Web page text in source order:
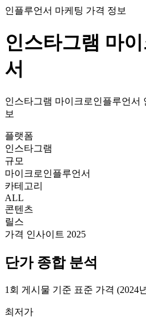
인플루언서 마케팅 가격 정보
인스타그램 마
서
인스타그램 마이크로인플루언서
보
플랫폼
인스타그램
규모
마이크로인플루언서
카테고리
ALL
콘텐츠
릴스
가격 인사이트 2025
단가종합 분석
1회 게시물 기준 표준 가격 (2024
최저가